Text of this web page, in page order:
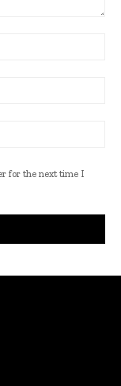
for the next time I